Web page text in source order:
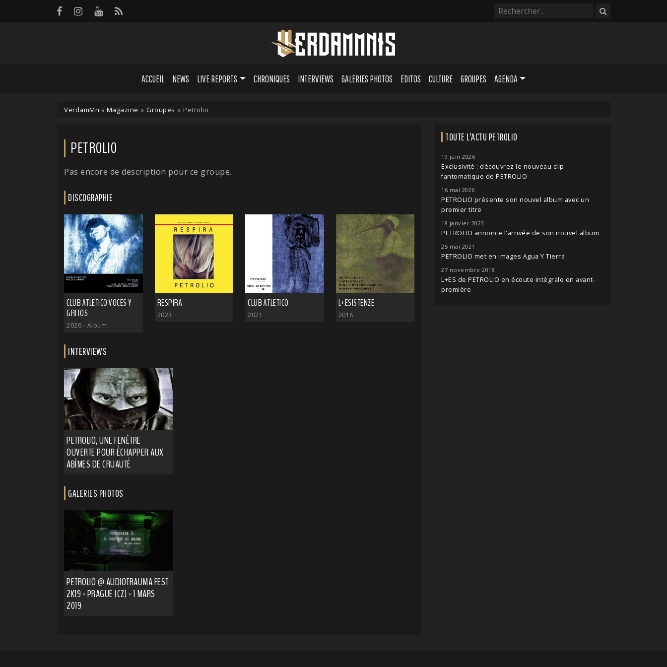
ACCUEIL NEWS LIVE REPORTS CHRONIQUES INTERVIEWS GALERIES PHOTOS EDITOS CULTURE GROUPES AGENDA
VerdamMnis Magazine » Groupes » Petrolio
PETROLIO
Pas encore de description pour ce groupe.
DISCOGRAPHIE
CLUB ATLETICO VOCES Y
GRITOS
2026 - Album
RESPIRA
2023
CLUB ATLETICO
2021
L+ESISTENZE
2018
INTERVIEWS
PETROLIO, UNE FENÊTRE
OUVERTE POUR ÉCHAPPER AUX
ABÎMES DE CRUAUTÉ
GALERIES PHOTOS
PETROLIO @ AUDIOTRAUMA FEST
2K19 - PRAGUE (CZ) - 1 MARS
2019
TOUTE L'ACTU PETROLIO
19 juin 2026
Exclusivité : découvrez le nouveau clip
fantomatique de PETROLIO
16 mai 2026
PETROLIO présente son nouvel album avec un
premier titre
18 janvier 2023
PETROLIO annonce l'arrivée de son nouvel album
25 mai 2021
PETROLIO met en images Agua Y Tierra
27 novembre 2018
L+ES de PETROLIO en écoute intégrale en avant-
première
Panneau de gestion des cookies